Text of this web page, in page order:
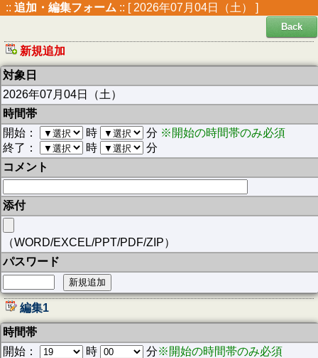
:: 追加・編集フォーム :: [ 2026年07月04日（土） ]
Back
新規追加
対象日
2026年07月04日（土）
時間帯
開始：
時 分 ※開始の時間帯のみ必須
終了：
時
分
コメント
添付
（WORD/EXCEL/PPT/PDF/ZIP）
パスワード
編集1
時間帯
開始：
時 分※開始の時間帯のみ必須